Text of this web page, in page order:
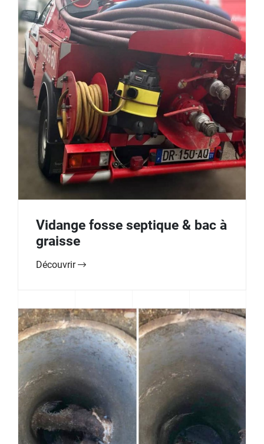
Vidange fosse septique & bac à
graisse
Découvrir